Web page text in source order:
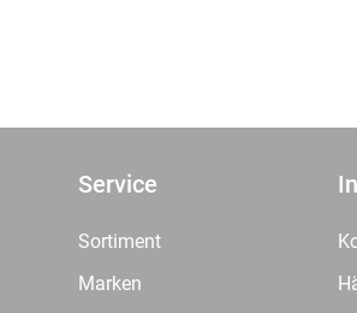
Service
Sortiment
Marken